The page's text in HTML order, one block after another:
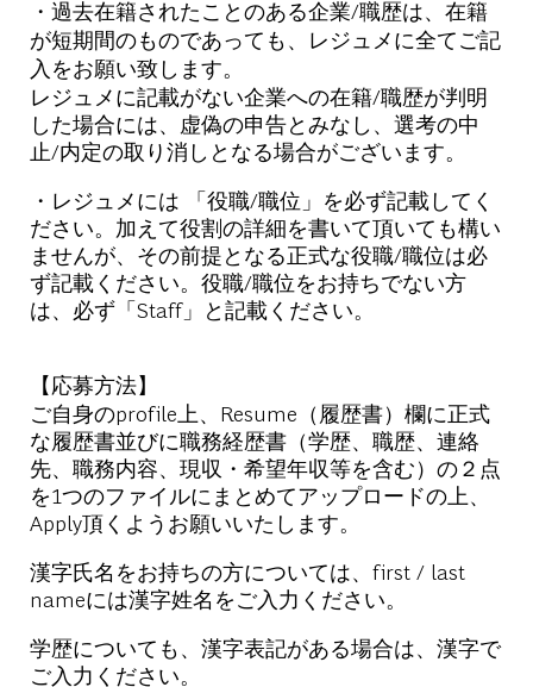
・過去在籍されたことのある企業/職歴は、在籍
が短期間のものであっても、レジュメに全てご記
入をお願い致します。
レジュメに記載がない企業への在籍/職歴が判明
した場合には、虚偽の申告とみなし、選考の中
止/内定の取り消しとなる場合がございます。
・レジュメには 「役職/職位」を必ず記載してく
ださい。加えて役割の詳細を書いて頂いても構い
ませんが、その前提となる正式な役職/職位は必
ず記載ください。役職/職位をお持ちでない方
は、必ず「Staff」と記載ください。
【応募方法】
ご自身のprofile上、Resume（履歴書）欄に正式
な履歴書並びに職務経歴書（学歴、職歴、連絡
先、職務内容、現収・希望年収等を含む）の２点
を1つのファイルにまとめてアップロードの上、
Apply頂くようお願いいたします。
漢字氏名をお持ちの方については、first / last
nameには漢字姓名をご入力ください。
学歴についても、漢字表記がある場合は、漢字で
ご入力ください。